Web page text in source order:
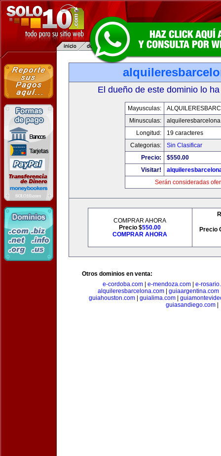
El dueño de este dominio lo
Mayusculas:
Minusculas:
Longitud:
19 caracteres
Categorias:
Sin Clasificar
Precio:
$550.00
Visitar!
Serán consideradas
COMPRAR AHORA
Precio $550.00
COMPRAR AHORA
Precio
Otros dominios en venta:
e-cordoba.com
e-mendoza.com
e-
alquileresbarcelona.com| guiaargentina.com
guiahouston.com| guialima.com|
guiasandiego.com|